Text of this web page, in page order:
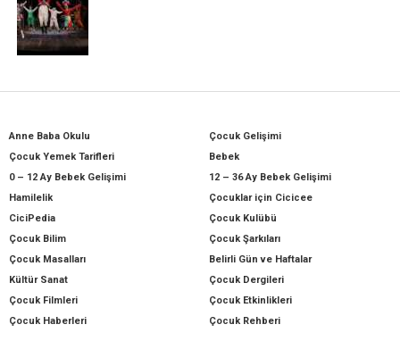
Anne Baba Okulu
Çocuk Gelişimi
Çocuk Yemek Tarifleri
Bebek
0 – 12 Ay Bebek Gelişimi
12 – 36 Ay Bebek Gelişimi
Hamilelik
Çocuklar için Cicicee
CiciPedia
Çocuk Kulübü
Çocuk Bilim
Çocuk Şarkıları
Çocuk Masalları
Belirli Gün ve Haftalar
Kültür Sanat
Çocuk Dergileri
Çocuk Filmleri
Çocuk Etkinlikleri
Çocuk Haberleri
Çocuk Rehberi